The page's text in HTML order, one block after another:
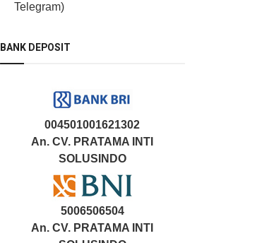
Telegram)
BANK DEPOSIT
004501001621302
An. CV. PRATAMA INTI
SOLUSINDO
5006506504
An. CV. PRATAMA INTI